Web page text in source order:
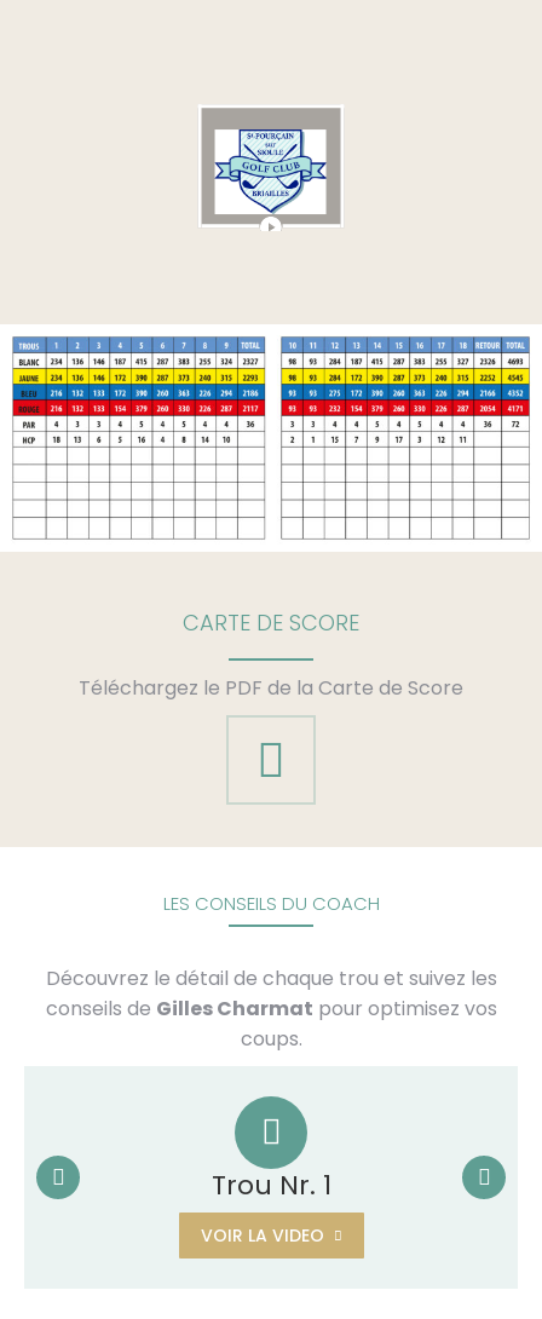
CARTE DE SCORE
Téléchargez le PDF de la Carte de Score
LES CONSEILS DU COACH
Découvrez le détail de chaque trou et suivez les
conseils de Gilles Charmat pour optimisez vos
coups.
Trou Nr. 1
VOIR LA VIDEO